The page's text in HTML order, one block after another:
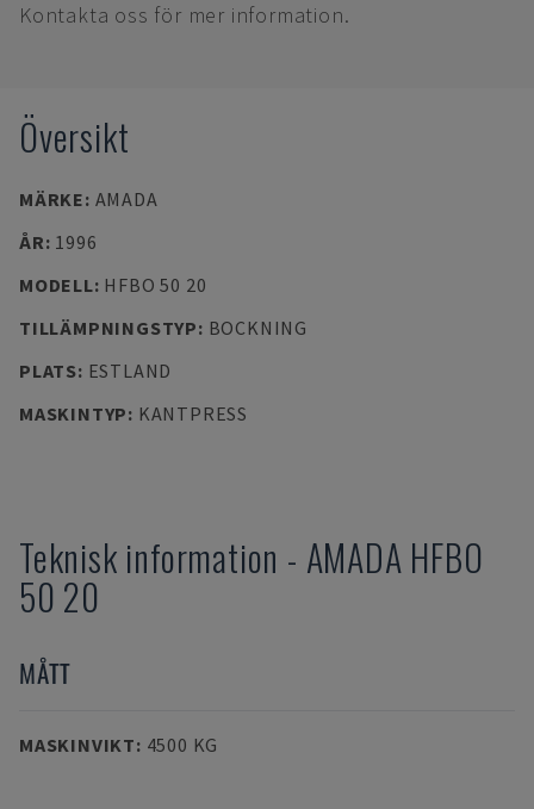
Kontakta oss för mer information.
Översikt
MÄRKE: AMADA
ÅR: 1996
MODELL: HFBO 50 20
TILLÄMPNINGSTYP: BOCKNING
PLATS: ESTLAND
MASKINTYP: KANTPRESS
Teknisk information - AMADA HFBO
50 20
MÅTT
MASKINVIKT: 4500 KG